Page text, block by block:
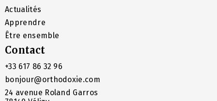
Actualités
Apprendre
Être ensemble
Contact
+33 617 86 32 96
bonjour@orthodoxie.com
24 avenue Roland Garros